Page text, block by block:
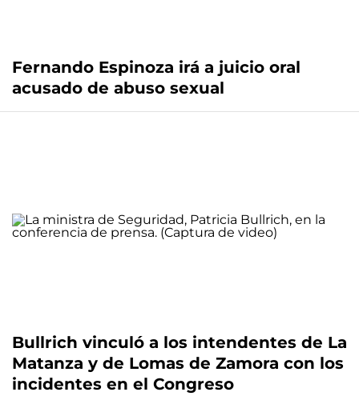
Fernando Espinoza irá a juicio oral
acusado de abuso sexual
Bullrich vinculó a los intendentes de La
Matanza y de Lomas de Zamora con los
incidentes en el Congreso